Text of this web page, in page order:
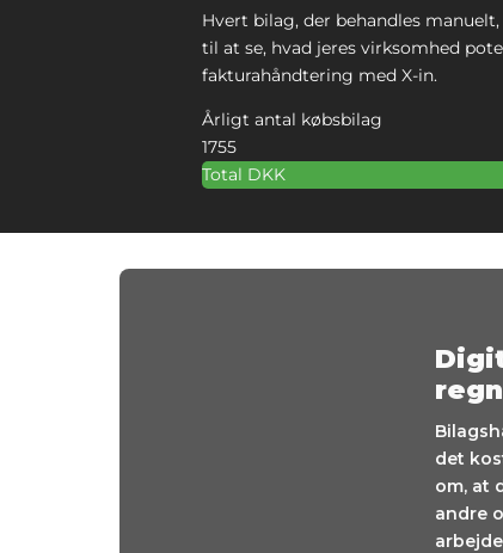
Hvert bilag, der behandles
til at se, hvad jeres virksomhed
fakturahåndtering med X-in.
Årligt antal købsbilag
1755
Total DKK
det
om, at
andre